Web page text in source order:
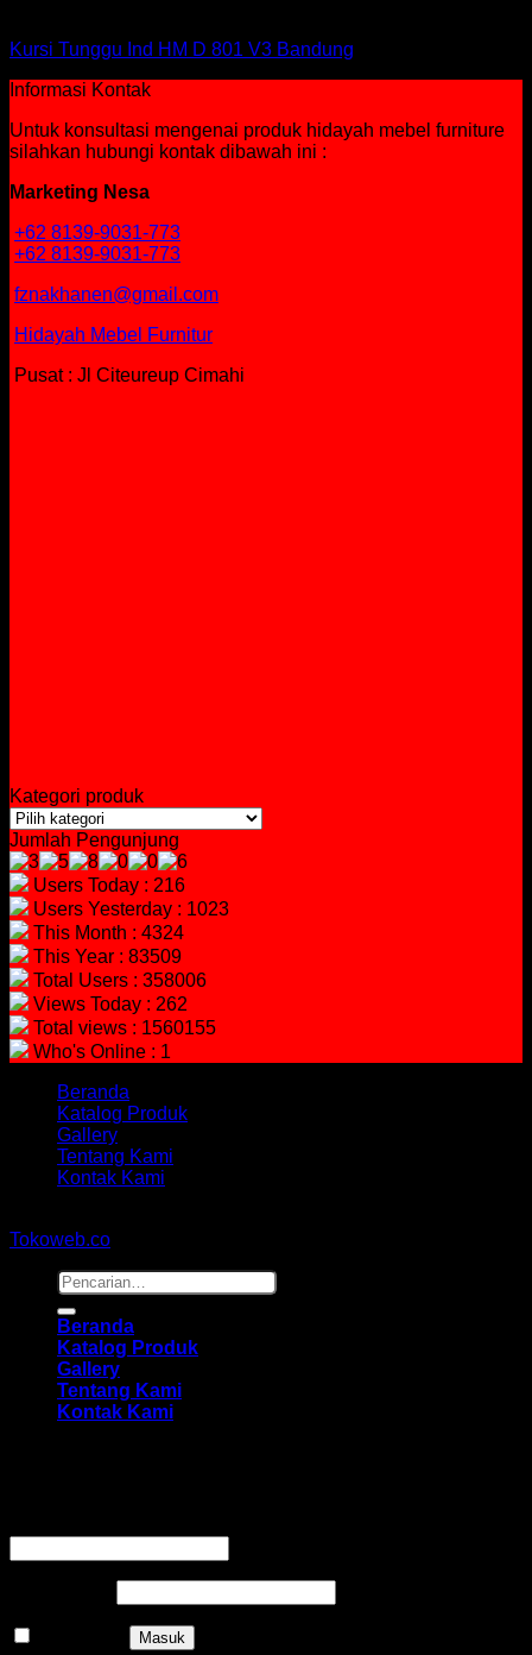
Kursi Tunggu Ind HM D 801 V3 Bandung
Informasi Kontak
Untuk konsultasi mengenai produk hidayah mebel furniture
silahkan hubungi kontak dibawah ini :
Marketing Nesa
+62 8139-9031-773
+62 8139-9031-773
fznakhanen@gmail.com
Hidayah Mebel Furnitur
Pusat : Jl Citeureup Cimahi
Kategori produk
Jumlah Pengunjung
Users Today : 216
Users Yesterday : 1023
This Month : 4324
This Year : 83509
Total Users : 358006
Views Today : 262
Total views : 1560155
Who's Online : 1
Beranda
Katalog Produk
Gallery
Tentang Kami
Kontak Kami
Tokoweb.co
Pencarian
untuk:
Beranda
Katalog Produk
Gallery
Tentang Kami
Kontak Kami
Masuk